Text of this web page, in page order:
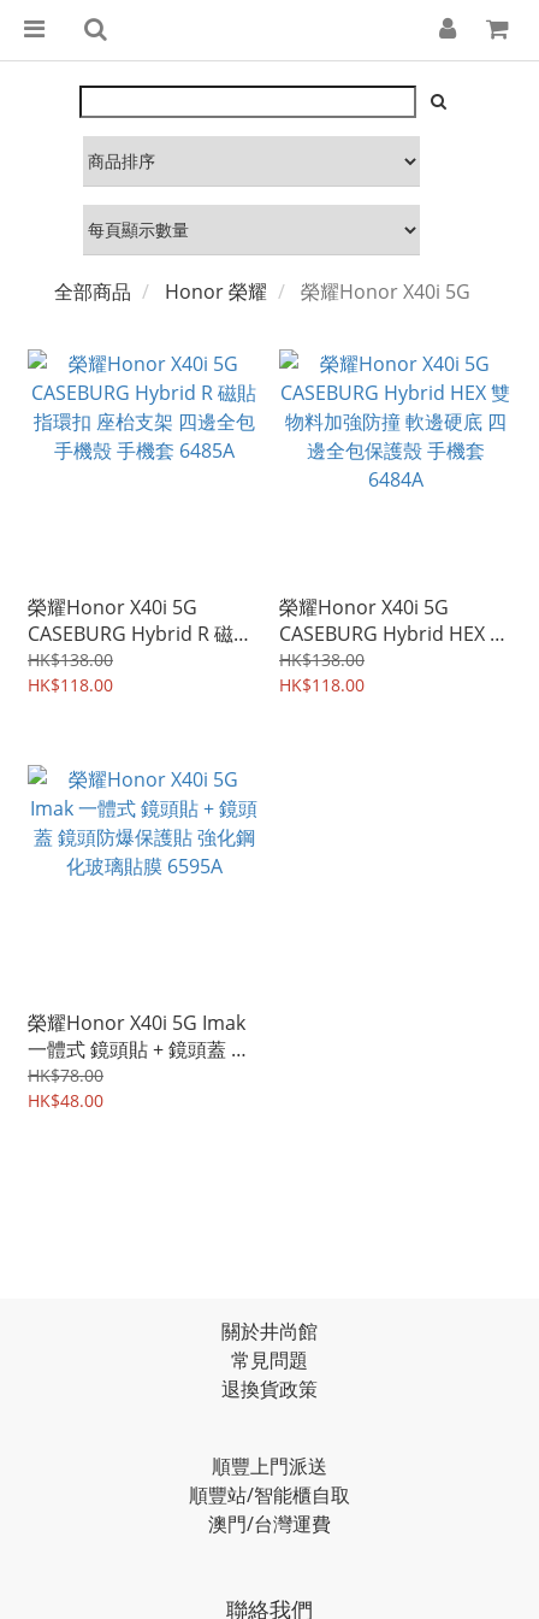
全部商品 Honor 榮耀 榮耀Honor X40i 5G
榮耀Honor X40i 5G
CASEBURG Hybrid R 磁貼
指環扣 座枱支架 四邊全包
手機殼 手機套 6485A
HK$138.00
HK$118.00
榮耀Honor X40i 5G
CASEBURG Hybrid HEX 雙
物料加強防撞 軟邊硬底 四
邊全包保護殼 手機套
HK$138.00
HK$118.00
榮耀Honor X40i 5G Imak
一體式 鏡頭貼 + 鏡頭蓋 鏡
頭防爆保護貼 強化鋼化玻
璃貼膜 6595A
HK$78.00
HK$48.00
關於井尚館
常見問題
退換貨政策
順豐上門派送
順豐站/智能櫃自取
澳門/台灣運費
聯絡我們